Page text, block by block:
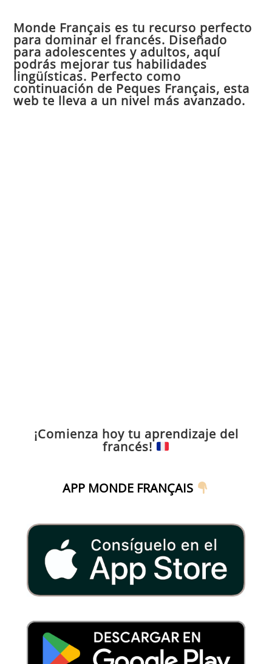
Monde Français es tu recurso perfecto
para dominar el francés. Diseñado
para adolescentes y adultos, aquí
podrás mejorar tus habilidades
lingüísticas. Perfecto como
continuación de Peques Français, esta
web te lleva a un nivel más avanzado.
¡Comienza hoy tu aprendizaje del
francés!
APP MONDE FRANÇAIS